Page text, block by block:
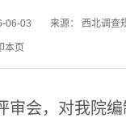
06-03 来源： 西北调查
本页
会，对我院